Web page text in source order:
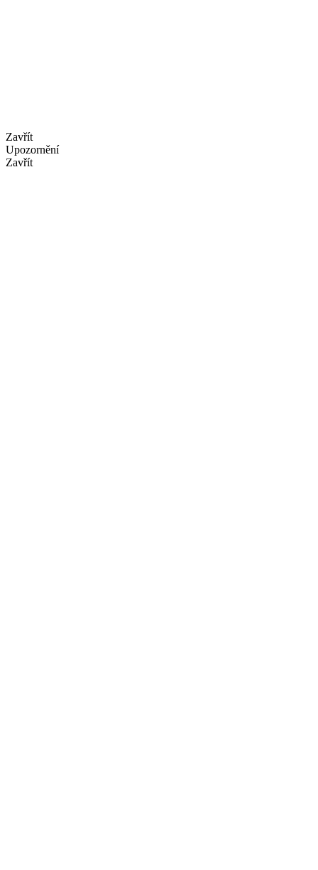
Zavřít
Upozornění
Zavřít